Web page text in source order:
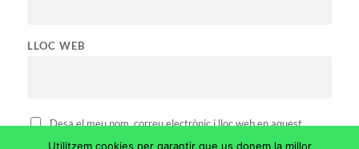
LLOC WEB
Desa el meu nom, correu electrònic i lloc web en aquest
navegador per a la pròxima vegada que comenti.
Utilitzem cookies per garantir que us donem la millor